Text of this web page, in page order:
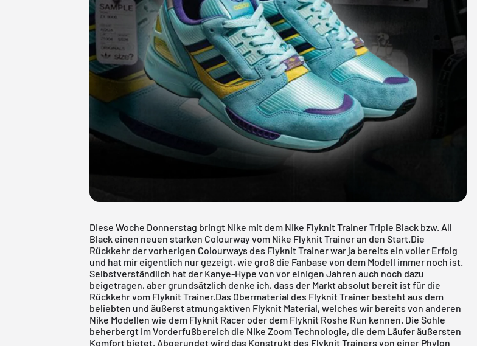
Diese Woche Donnerstag bringt Nike mit dem Nike Flyknit Trainer Triple Black bzw. All
Black einen neuen starken Colourway vom Nike Flyknit Trainer an den Start.Die
Rückkehr der vorherigen Colourways des Flyknit Trainerwar ja bereits ein voller Erfolg
und hat mir eigentlich nur gezeigt, wie groß die Fanbase von dem Modell immer noch ist.
Selbstverständlich hat der Kanye-Hype von vor einigen Jahren auch noch dazu
beigetragen, aber grundsätzlich denke ich, dass der Markt absolut bereit ist für die
Rückkehr vom Flyknit Trainer.Das Obermaterial des Flyknit Trainer besteht aus dem
beliebten und äußerst atmungaktiven Flyknit Material, welches wir bereits von anderen
Nike Modellen wie dem Flyknit Racer oder dem Flyknit Roshe Run kennen. Die Sohle
beherbergt im Vorderfußbereich die Nike Zoom Technologie, die dem Läufer äußersten
Komfort bietet. Abgerundet wird das Konstrukt des Flyknit Trainers von einer Phylon